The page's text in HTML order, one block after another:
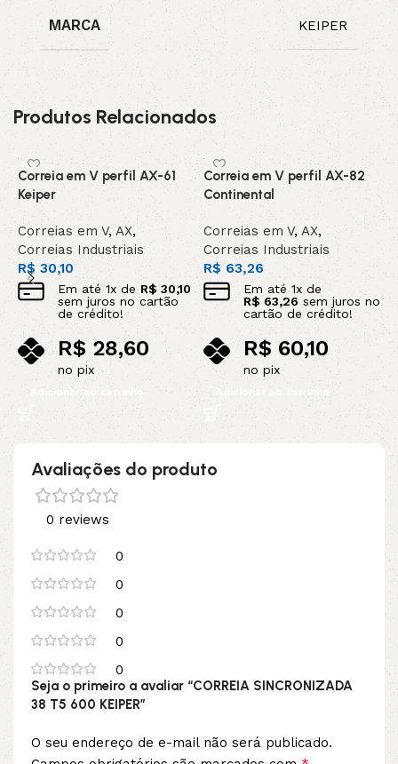
MARCA KEIPER
Produtos Relacionados
Correia em V perfil AX-61
Keiper
Correias em V, AX,
Correias Industriais
R$30,10
Em até1x de R$ 30,10
sem juros no cartão
de crédito!
R$ 28,60
no pix
Adicionar ao carrinho
Correia em V perfil AX-82
Continental
Correias em V, AX,
Correias Industriais
R$63,26
Em até 1x de
R$ 63,26 sem juros no
cartão de crédito!
R$ 60,10
no pix
Adicionar ao carrinho
Avaliações do produto
0 reviews
0
0
0
0
0
Seja o primeiro a avaliar “CORREIA SINCRONIZADA
38 T5 600 KEIPER”
O seu endereço de e-mail não será publicado.